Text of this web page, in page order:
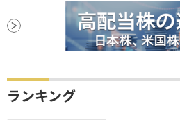
ランキング